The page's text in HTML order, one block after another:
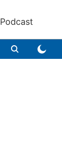
Podcast